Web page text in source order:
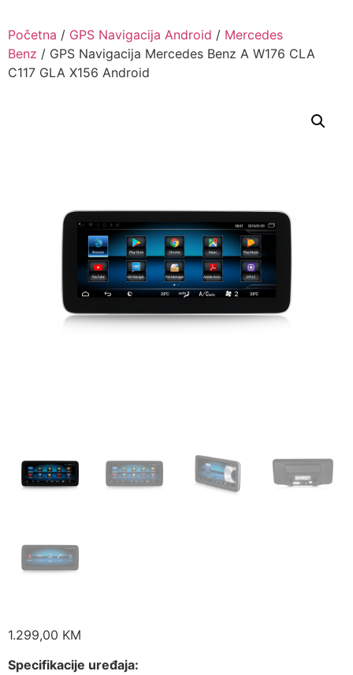
to
content
Početna / GPS Navigacija Android / Mercedes
Benz / GPS Navigacija Mercedes Benz A W176 CLA
C117 GLA X156 Android
1.299,00 KM
Specifikacije uređaja: